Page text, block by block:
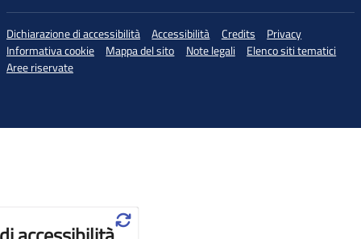
Dichiarazione di accessibilità Accessibilità Credits
Privacy
Informativa cookie
Mappa del sito Note legali
Elenco siti tematici
Aree riservate